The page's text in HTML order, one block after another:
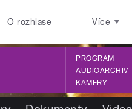
O rozhlase Více
PROGRAM
AUDIOARCHIV
KAMERY